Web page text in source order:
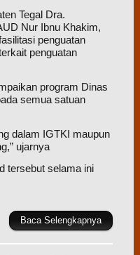
Tegal Dra.
Nur Ibnu Khakim,
penguatan
penguatan
program Dinas
semua satuan
dalam IGTKI maupun
ujarnya
tersebut selama ini
Baca Selengkapnya